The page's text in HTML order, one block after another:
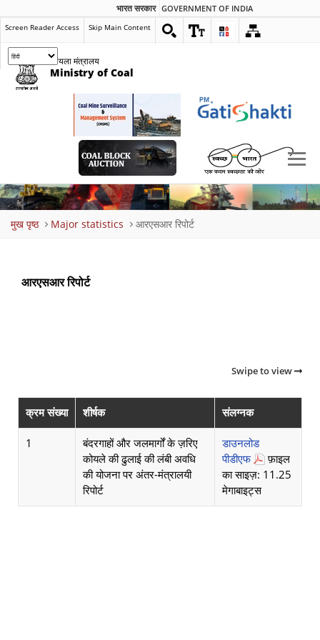
भारत सरकार GOVERNMENT OF INDIA
Screen Reader Access Skip Main Content
कोयला मंत्रालय
Ministry of Coal
मुख पृष्ठ Major statistics आरएसआर रिपोर्ट
आरएसआर रिपोर्ट
Swipe to view
क्रम संख्या शीर्षक संलग्नक
1
बंदरगाहों और जलमार्गों के ज़रिए
कोयले की ढुलाई की लंबी अवधि
की योजना पर अंतर-मंत्रालयी
रिपोर्ट
डाउनलोड
पीडीएफ
फ़ाइल
का साइज़: 11.25
मेगाबाइट्स